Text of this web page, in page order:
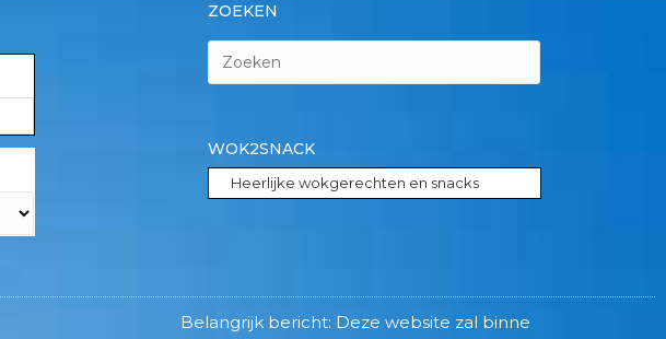
ZOEKEN
WOK2SNACK
Heerlijke wokgerechten en snacks
Belangrijk bericht: Deze website zal binnenkort worden